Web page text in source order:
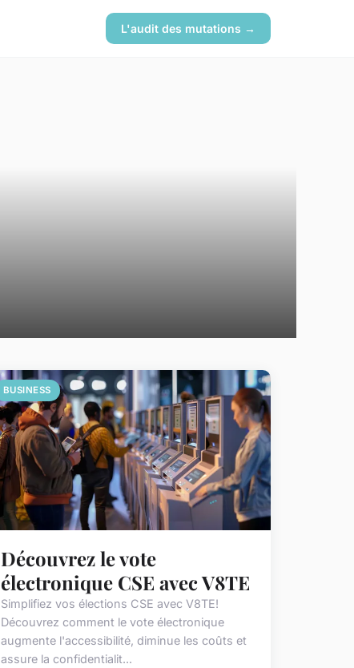
L'audit des mutations →
BUSINESS
Découvrez le vote
électronique CSE avec V8TE
Simplifiez vos élections CSE avec V8TE!
Découvrez comment le vote électronique
augmente l'accessibilité, diminue les coûts et
assure la confidentialit...